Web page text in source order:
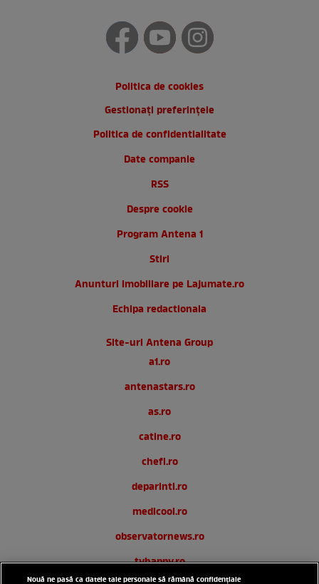
Politica de cookies
Gestionați preferințele
Politica de confidentialitate
Date companie
RSS
Despre cookie
Program Antena 1
Stiri
Anunturi imobiliare pe Lajumate.ro
Echipa redactionala
Site-uri Antena Group
a1.ro
antenastars.ro
as.ro
catine.ro
chefi.ro
deparinti.ro
medicool.ro
observatornews.ro
tvhappy.ro
Nouă ne pasă ca datele tale personale să rămână confidențiale